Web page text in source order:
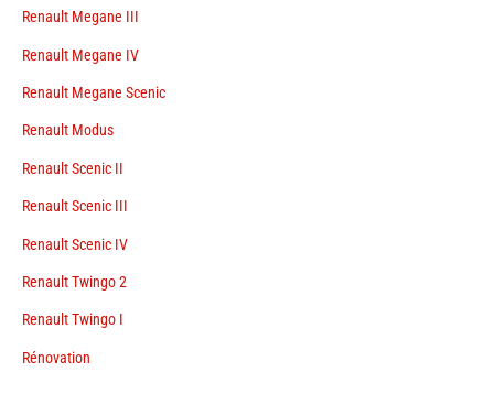
Renault Megane III
Renault Megane IV
Renault Megane Scenic
Renault Modus
Renault Scenic II
Renault Scenic III
Renault Scenic IV
Renault Twingo 2
Renault Twingo I
Rénovation